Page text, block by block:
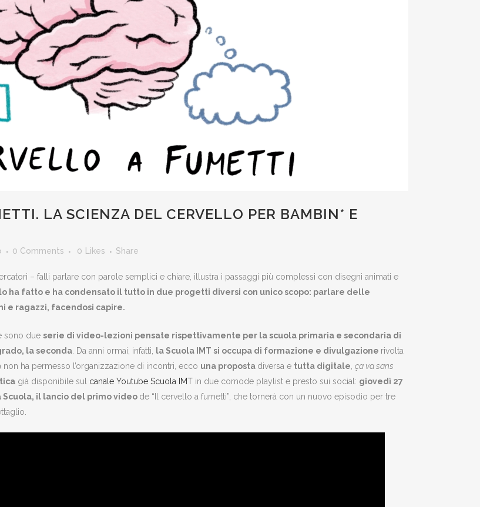
LA SCIENZA DEL CERVELLO PER BAMBIN* E
0 Comments 0 Likes Share
– falli parlare con parole semplici e chiare, illustra i passaggi più complessi con disegni animati e
lo ha fatto e ha condensato il tutto in due progetti diversi con unico scopo: parlare delle
e ragazzi, facendosi capire.
sono due serie di video-lezioni pensate rispettivamente per la scuola primaria e secondaria di
la seconda . Da anni ormai, infatti, la Scuola IMT si occupa di formazione e divulgazione rivolta
ha permesso l’organizzazione di incontri, ecco una proposta diversa e tutta digitale ça va sans
già disponibile sul canale Youtube Scuola IMT in due comode playlist e presto sui social: giovedì 27
il lancio del primo video de “Il cervello a fumetti”, che tornerà con un nuovo episodio per tre